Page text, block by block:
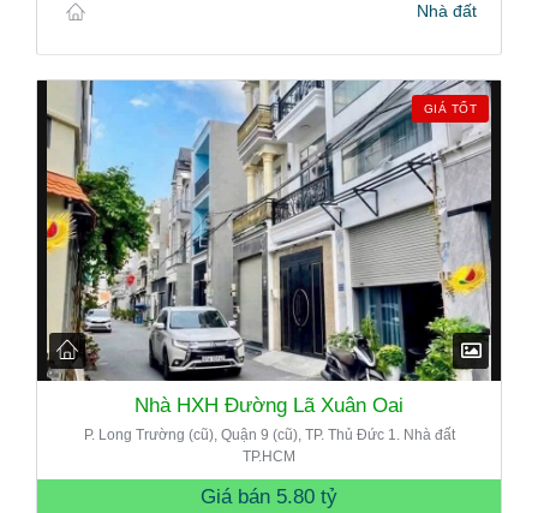
Nhà đất
GIÁ TỐT
Nhà HXH Đường Lã Xuân Oai
P. Long Trường (cũ), Quận 9 (cũ), TP. Thủ Đức 1. Nhà đất
TP.HCM
Giá bán 5.80 tỷ